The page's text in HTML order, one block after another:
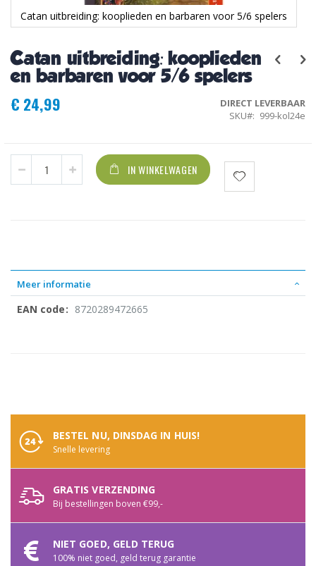
Catan uitbreiding: kooplieden
en barbaren voor 5/6 spelers
€ 24,99
DIRECT LEVERBAAR
SKU
999-kol24e
IN WINKELWAGEN
Catan uitbreiding: kooplieden en barbaren voor 5/6 spelers
het
begin
van
de
afbeeldingen-
Meer informatie
Meer
8720289472665
BESTEL NU, DINSDAG IN HUIS!
Snelle levering
GRATIS VERZENDING
Bij bestellingen boven €99,-
NIET GOED, GELD TERUG
100% niet goed, geld terug garantie